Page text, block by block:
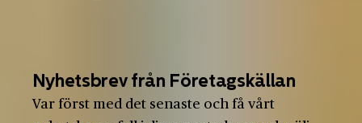
Nyhetsbrev från Företagskällan
Var först med det senaste och få vårt